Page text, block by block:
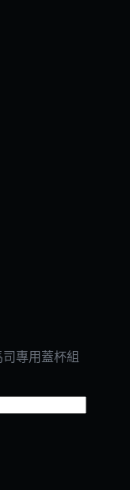
專用蓋杯組